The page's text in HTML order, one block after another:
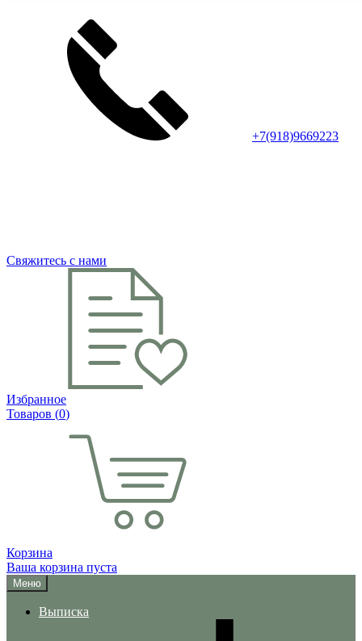
+7(918)9669223
Свяжитесь с нами
Избранное
Товаров (0)
Корзина
Ваша корзина пуста
Меню
Выписка